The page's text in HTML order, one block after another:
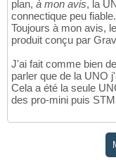
plan, à mon avis, la
connectique peu fiable.
Toujours à mon avis,
produit conçu par
J'ai fait comme bien
parler que de la UNO
Cela a été la seule
des pro-mini puis